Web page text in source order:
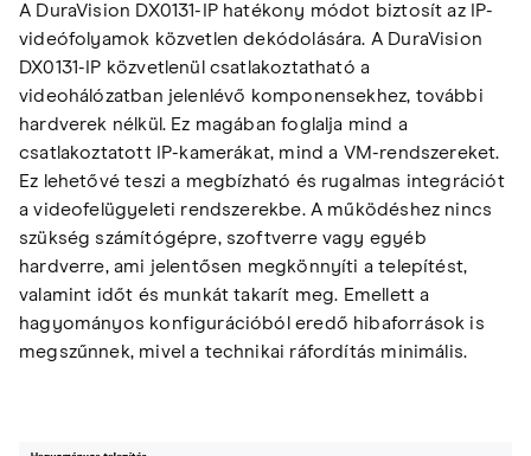
A DuraVision DX0131-IP hatékony módot biztosít az IP-
videófolyamok közvetlen dekódolására. A DuraVision
DX0131-IP közvetlenül csatlakoztatható a
videohálózatban jelenlévő komponensekhez, további
hardverek nélkül. Ez magában foglalja mind a
csatlakoztatott IP-kamerákat, mind a VM-rendszereket.
Ez lehetővé teszi a megbízható és rugalmas integrációt
a videofelügyeleti rendszerekbe. A működéshez nincs
szükség számítógépre, szoftverre vagy egyéb
hardverre, ami jelentősen megkönnyíti a telepítést,
valamint időt és munkát takarít meg. Emellett a
hagyományos konfigurációból eredő hibaforrások is
megszűnnek, mivel a technikai ráfordítás minimális.